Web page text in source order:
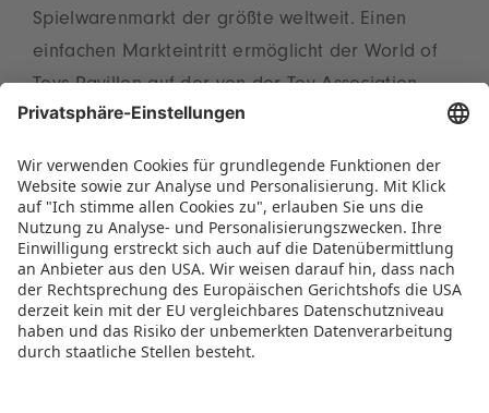
Spielwarenmarkt der größte weltweit. Einen
einfachen Markteintritt ermöglicht der World of
Toys Pavillon auf der von der Toy Association
organisierten Fachmesse im Jacob K. Javits
können sich interessierte Firmen einen Platz auf
dem 200 m2 großen Gemeinschaftsstand in
prominenter Lage auf Level 3 sichern.
PRESSEMITTEILUNG ALS PDF HERUNTERLADEN